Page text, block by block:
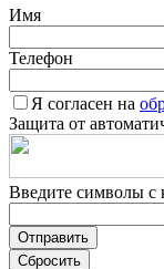
Имя
Телефон
Я согласен на
Защита от
Введите символы с